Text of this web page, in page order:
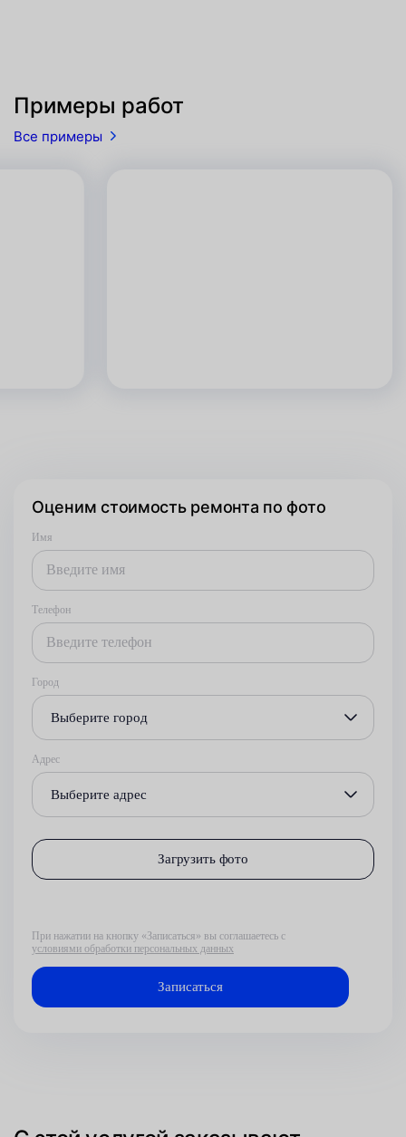
Примеры работ
Все примеры
Оценим стоимость ремонта по фото
Имя
Телефон
Город
Выберите город
Адрес
Выберите адрес
Загрузить фото
При нажатии на кнопку «Записаться» вы соглашаетесь с
условиями обработки персональных данных